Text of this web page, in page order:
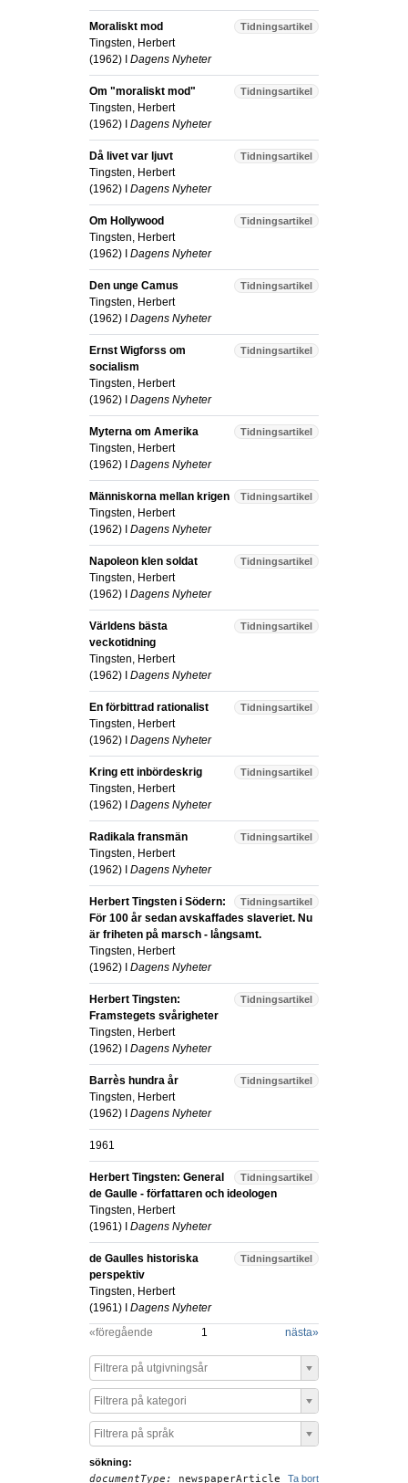
Tidningsartikel
Moraliskt mod
Tingsten, Herbert
(1962) I Dagens Nyheter
Tidningsartikel
Om "moraliskt mod"
Tingsten, Herbert
(1962) I Dagens Nyheter
Tidningsartikel
Då livet var ljuvt
Tingsten, Herbert
(1962) I Dagens Nyheter
Tidningsartikel
Om Hollywood
Tingsten, Herbert
(1962) I Dagens Nyheter
Tidningsartikel
Den unge Camus
Tingsten, Herbert
(1962) I Dagens Nyheter
Tidningsartikel
Ernst Wigforss om
socialism
Tingsten, Herbert
(1962) I Dagens Nyheter
Tidningsartikel
Myterna om Amerika
Tingsten, Herbert
(1962) I Dagens Nyheter
Tidningsartikel
Människorna mellan krigen
Tingsten, Herbert
(1962) I Dagens Nyheter
Tidningsartikel
Napoleon klen soldat
Tingsten, Herbert
(1962) I Dagens Nyheter
Tidningsartikel
Världens bästa
veckotidning
Tingsten, Herbert
(1962) I Dagens Nyheter
Tidningsartikel
En förbittrad rationalist
Tingsten, Herbert
(1962) I Dagens Nyheter
Tidningsartikel
Kring ett inbördeskrig
Tingsten, Herbert
(1962) I Dagens Nyheter
Tidningsartikel
Radikala fransmän
Tingsten, Herbert
(1962) I Dagens Nyheter
Tidningsartikel
Herbert Tingsten i Södern:
För 100 år sedan avskaffades slaveriet. Nu
är friheten på marsch - långsamt.
Tingsten, Herbert
(1962) I Dagens Nyheter
Tidningsartikel
Herbert Tingsten:
Framstegets svårigheter
Tingsten, Herbert
(1962) I Dagens Nyheter
Tidningsartikel
Barrès hundra år
Tingsten, Herbert
(1962) I Dagens Nyheter
1961
Tidningsartikel
Herbert Tingsten: General
de Gaulle - författaren och ideologen
Tingsten, Herbert
(1961) I Dagens Nyheter
Tidningsartikel
de Gaulles historiska
perspektiv
Tingsten, Herbert
(1961) I Dagens Nyheter
«föregående
1 nästa»
Filtrera på utgivningsår
Filtrera på kategori
Filtrera på språk
sökning:
Ta bort
documentType: newspaperArticle